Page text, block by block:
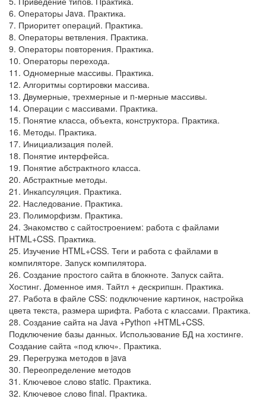
6. Операторы Java. Практика.
7. Приоритет операций. Практика.
8. Операторы ветвления. Практика.
9. Операторы повторения. Практика.
10. Операторы перехода.
11. Одномерные массивы. Практика.
12. Алгоритмы сортировки массива.
13. Двумерные, трехмерные и n-мерные массивы.
14. Операции с массивами. Практика.
15. Понятие класса, объекта, конструктора. Практика.
16. Методы. Практика.
17. Инициализация полей.
18. Понятие интерфейса.
19. Понятие абстрактного класса.
20. Абстрактные методы.
21. Инкапсуляция. Практика.
22. Наследование. Практика.
23. Полиморфизм. Практика.
24. Знакомство с сайтостроением: работа с файлами
HTML+CSS. Практика.
25. Изучение HTML+CSS. Теги и работа с файлами в
компиляторе. Запуск компилятора.
26. Создание простого сайта в блокноте. Запуск сайта.
Хостинг. Доменное имя. Тайтл + дескрипшн. Практика.
27. Работа в файле СSS: подключение картинок, настройка
цвета текста, размера шрифта. Работа с классами. Практика.
28. Создание сайта на Java +Python +HTML+CSS.
Подключение базы данных. Использование БД на хостинге.
Создание сайта «под ключ». Практика.
29. Перегрузка методов в java
30. Переопределение методов
31. Ключевое слово static. Практика.
32. Ключевое слово final. Практика.